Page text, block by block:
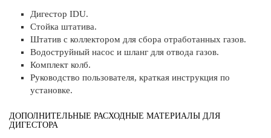
Дигестор IDU.
Стойка штатива.
Штатив с коллектором для сбора отработанных газов.
Водоструйный насос и шланг для отвода газов.
Комплект колб.
Руководство пользователя, краткая инструкция по
установке.
ДОПОЛНИТЕЛЬНЫЕ РАСХОДНЫЕ МАТЕРИАЛЫ ДЛЯ
ДИГЕСТОРА